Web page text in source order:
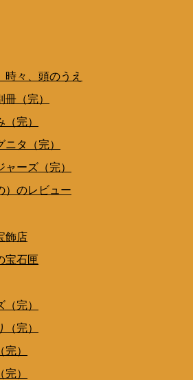
時々、頭のうえ
（完）
完）
タ（完）
ーズ（完）
）のレビュー
飾店
宝石匣
完）
完）
）
）